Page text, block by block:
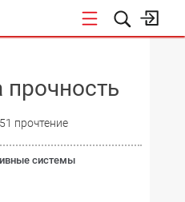
прочтение
системы